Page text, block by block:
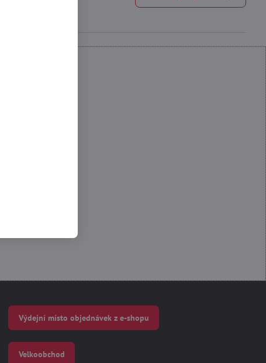
Výdejní místo objednávek z e-shopu
Velkoobchod